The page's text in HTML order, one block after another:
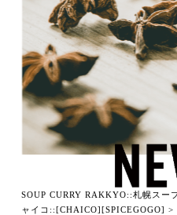
SOUP CURRY RAKKYO::札幌スー
ャイコ::[CHAICO][SPICEGOGO] >